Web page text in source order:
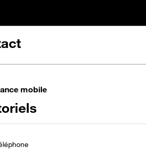
mobile
pour votre